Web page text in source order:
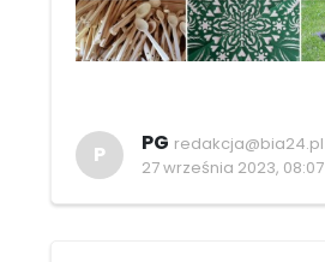
P PG redakcja@bia24.pl
27 września 2023, 08:07